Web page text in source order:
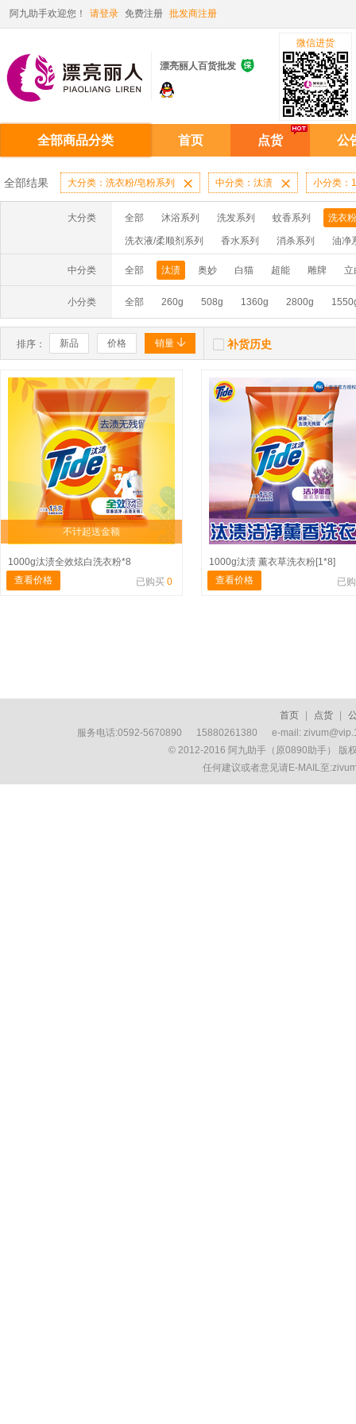
阿九助手欢迎您！ 请登录 免费注册 批发商注册
漂亮丽人百货批发 
微信进货
全部商品分类 首页 点货 公
全部结果 大分类：洗衣粉/皂粉系列  中分类：汰渍  小分类：
大分类 全部 沐浴系列 洗发系列 蚊香系列 洗衣
洗衣液/柔顺剂系列 香水系列 消杀系列 油净
啫喱膏/水系列 厨房油污系列 玻璃/地板/清洁系
牙膏系列 牙刷系列 固发定型系列 染发系列
洗洁精系列 保健品系列 雨伞系列家用帆布洗洁
中分类 全部 汰渍 奥妙 白猫 超能 雕牌 立
小分类 全部 260g 508g 1360g 2800g
排序： 新品 价格 销量   补货历史
不计起送金额
1000g汰渍全效炫白洗衣粉*8
查看价格
已购买 0
1000g汰渍 薰衣草洗衣粉[1*8]
查看价格
已
首页 点货
服务电话:0592-5670890 15880261380 e-mail:
© 2012-2016 阿九助手（原0890助手） 版
任何建议或者意见请E-MAIL至